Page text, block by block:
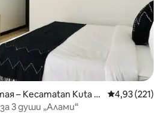
– Kecamatan Kuta U
Средна
4,93 (221)
3 души „Алами“